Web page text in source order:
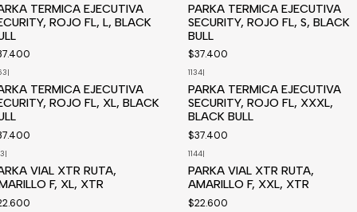
TERMICA EJECUTIVA
ROJO FL, L, BLACK
PARKA TERMICA EJECUTIVA
SECURITY, ROJO FL, S, BLACK
BULL
$37.400
|
TERMICA EJECUTIVA
ROJO FL, XL, BLACK
1134|
PARKA TERMICA EJECUTIVA
SECURITY, ROJO FL, XXXL,
BLACK BULL
$37.400
|
VIAL XTR RUTA,
F, XL, XTR
1144|
PARKA VIAL XTR RUTA,
AMARILLO F, XXL, XTR
$22.600